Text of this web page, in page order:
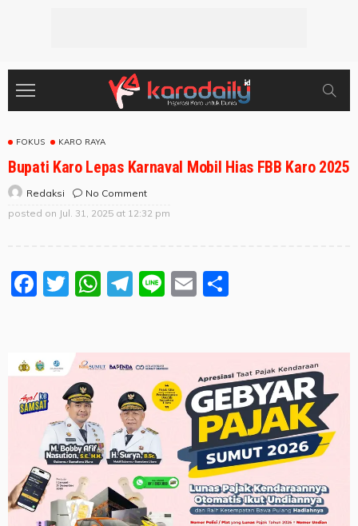
FOKUS KARO RAYA
Bupati Karo Lepas Karnaval Mobil Hias FBB Karo 2025
Redaksi
No Comment
posted on Jul. 31, 2025 at 12:32 pm
Facebook
Twitter
WhatsApp
Telegram
LineEmail